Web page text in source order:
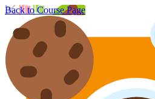
Back to Course Page